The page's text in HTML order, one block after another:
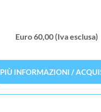
Euro 60,00 (Iva esclusa)
PIÙ INFORMAZIONI /